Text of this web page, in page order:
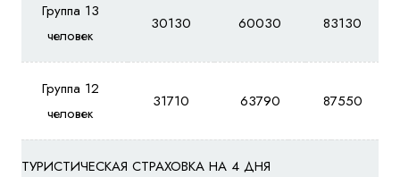
Группа 13
человек
30130 60030 83130
Группа 12
человек
31710 63790 87550
ТУРИСТИЧЕСКАЯ СТРАХОВКА НА 4 ДНЯ